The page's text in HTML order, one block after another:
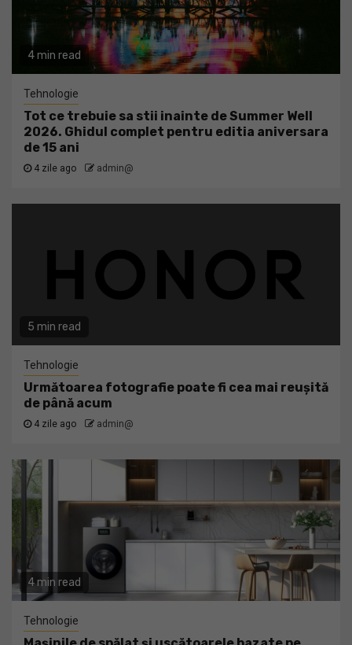
4 min read
Tehnologie
Tot ce trebuie sa stii inainte de Summer Well
2026. Ghidul complet pentru editia aniversara
de 15 ani
4 zile ago admin@
5 min read
Tehnologie
Următoarea fotografie poate fi cea mai reușită
de până acum
4 zile ago admin@
4 min read
Tehnologie